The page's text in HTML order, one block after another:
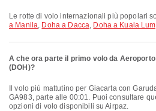
Le rotte di volo internazionali più popolari
a Manila, Doha a Dacca, Doha a Kuala
A che ora parte il primo volo da
(DOH)?
GA983, parte alle 00:01. Puoi consultare
opzioni di volo disponibili su Airpaz.